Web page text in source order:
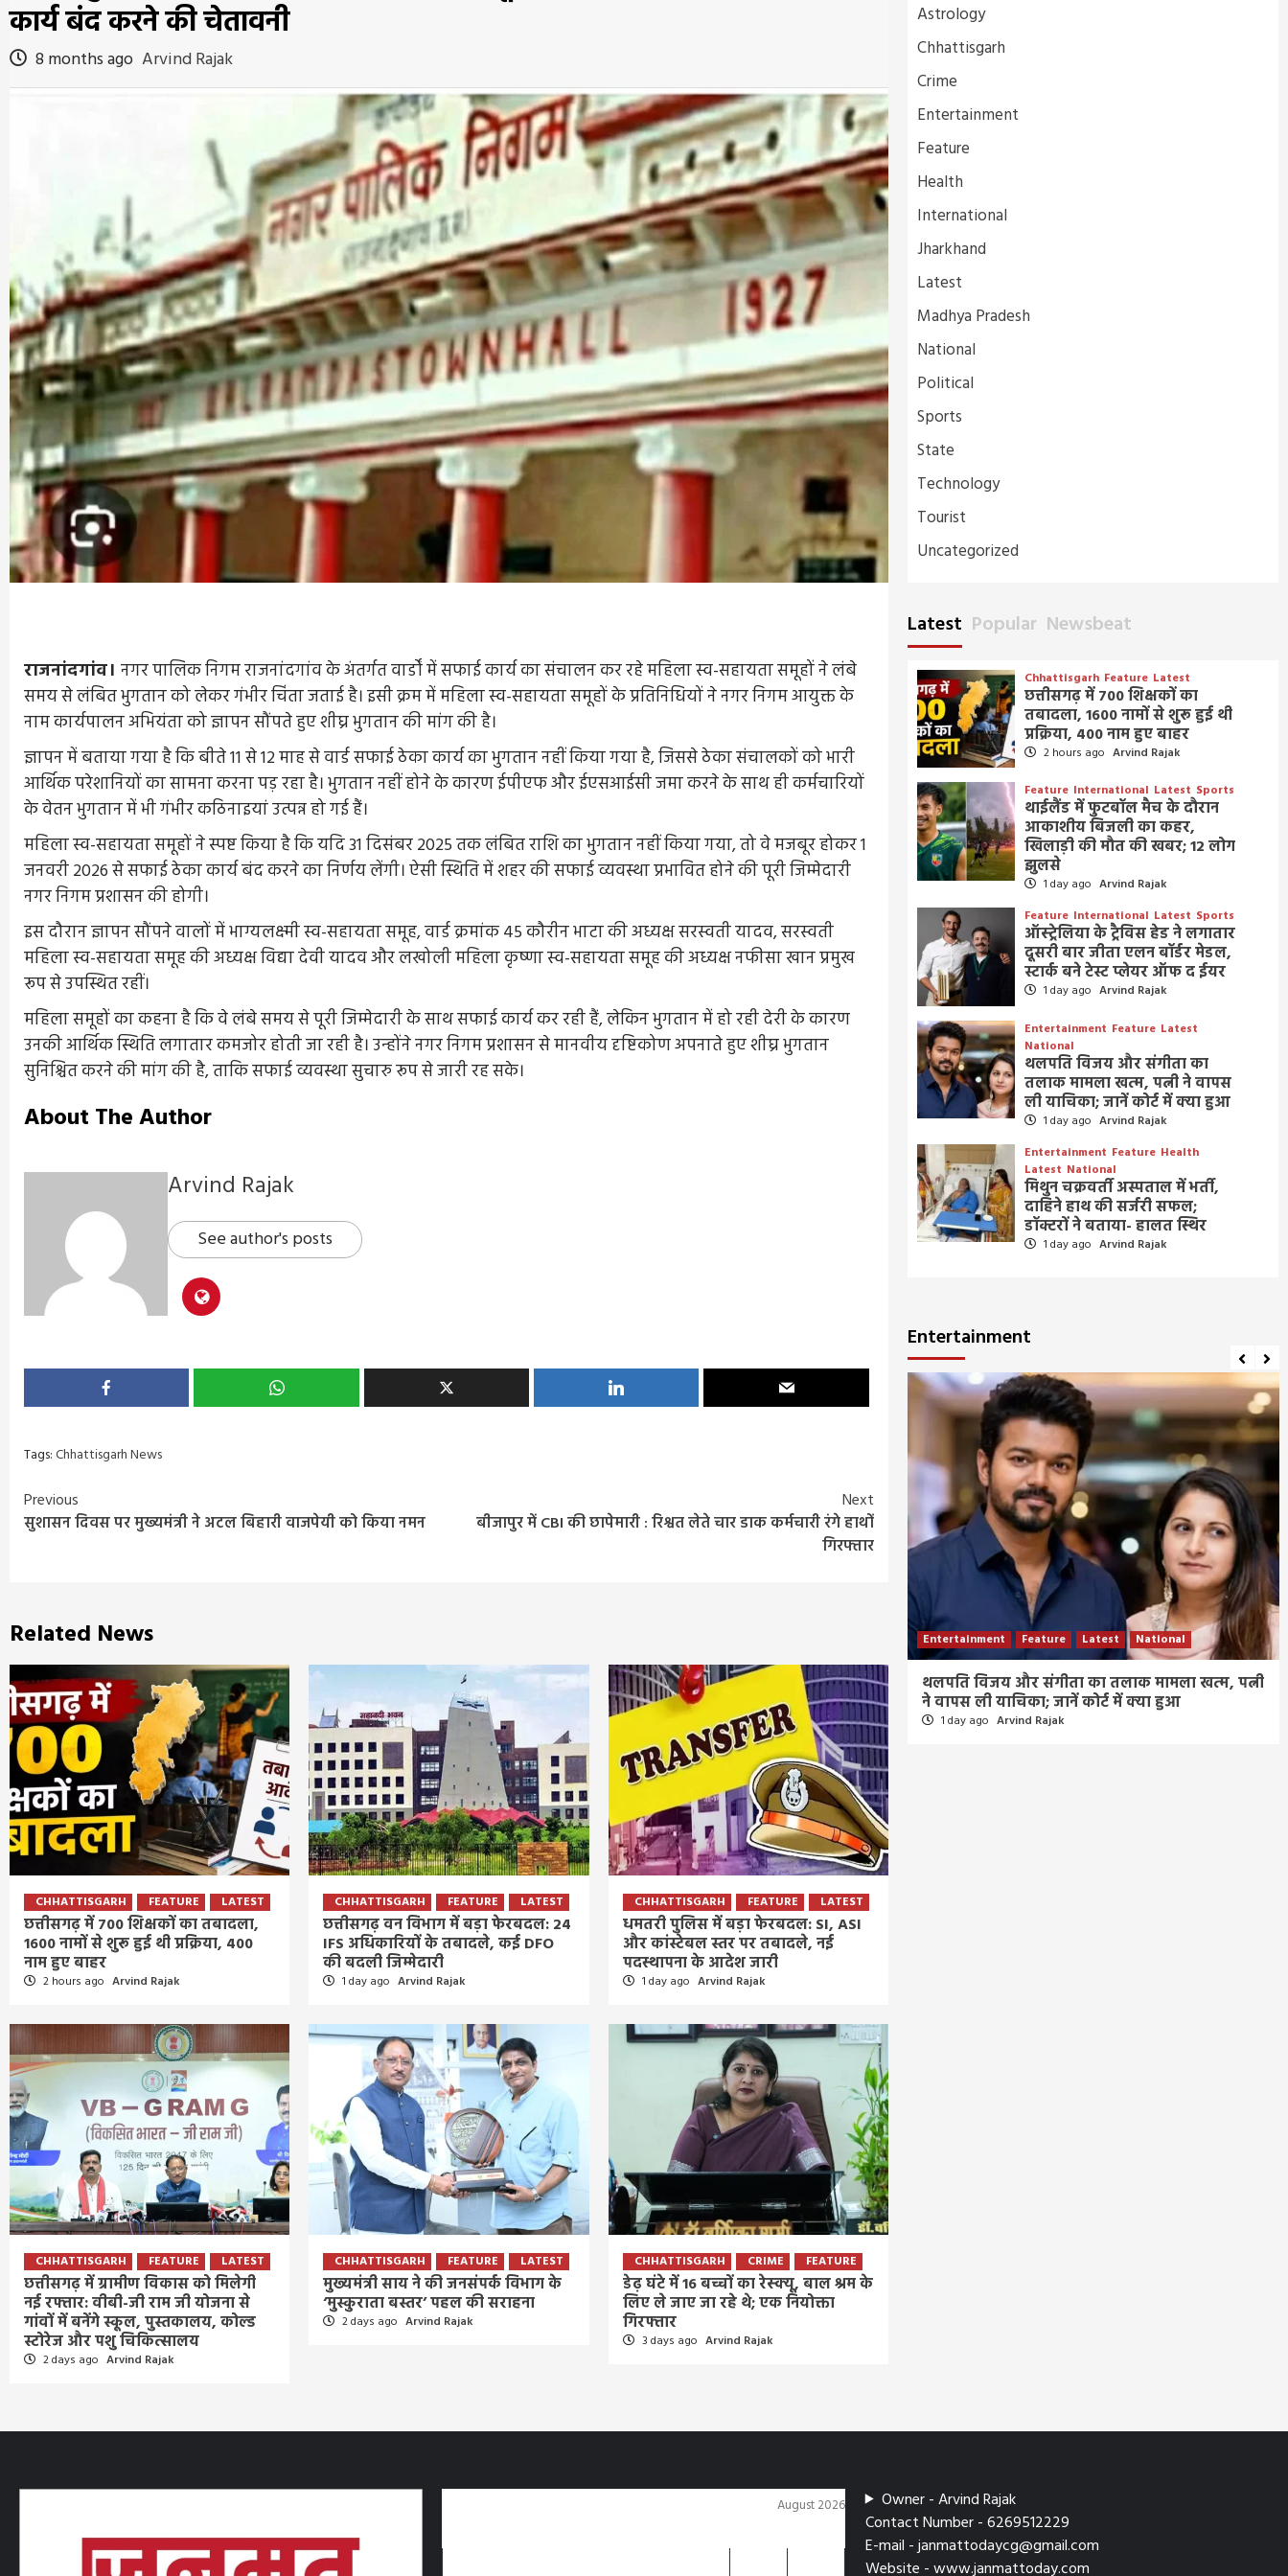
कार्य बंद करने की चेतावनी
8 months ago Arvind Rajak
राजनांदगांव। नगर पालिक निगम राजनांदगांव के अंतर्गत वार्डों में सफाई कार्य का संचालन कर रहे महिला स्व-सहायता समूहों ने लंबे
समय से लंबित भुगतान को लेकर गंभीर चिंता जताई है। इसी क्रम में महिला स्व-सहायता समूहों के प्रतिनिधियों ने नगर निगम आयुक्त के
नाम कार्यपालन अभियंता को ज्ञापन सौंपते हुए शीघ्र भुगतान की मांग की है।
ज्ञापन में बताया गया है कि बीते 11 से 12 माह से वार्ड सफाई ठेका कार्य का भुगतान नहीं किया गया है, जिससे ठेका संचालकों को भारी
आर्थिक परेशानियों का सामना करना पड़ रहा है। भुगतान नहीं होने के कारण ईपीएफ और ईएसआईसी जमा करने के साथ ही कर्मचारियों
के वेतन भुगतान में भी गंभीर कठिनाइयां उत्पन्न हो गई हैं।
महिला स्व-सहायता समूहों ने स्पष्ट किया है कि यदि 31 दिसंबर 2025 तक लंबित राशि का भुगतान नहीं किया गया, तो वे मजबूर होकर 1
जनवरी 2026 से सफाई ठेका कार्य बंद करने का निर्णय लेंगी। ऐसी स्थिति में शहर की सफाई व्यवस्था प्रभावित होने की पूरी जिम्मेदारी
नगर निगम प्रशासन की होगी।
इस दौरान ज्ञापन सौंपने वालों में भाग्यलक्ष्मी स्व-सहायता समूह, वार्ड क्रमांक 45 कौरीन भाटा की अध्यक्ष सरस्वती यादव, सरस्वती
महिला स्व-सहायता समूह की अध्यक्ष विद्या देवी यादव और लखोली महिला कृष्णा स्व-सहायता समूह की अध्यक्ष नफीसा खान प्रमुख
रूप से उपस्थित रहीं।
महिला समूहों का कहना है कि वे लंबे समय से पूरी जिम्मेदारी के साथ सफाई कार्य कर रही हैं, लेकिन भुगतान में हो रही देरी के कारण
उनकी आर्थिक स्थिति लगातार कमजोर होती जा रही है। उन्होंने नगर निगम प्रशासन से मानवीय दृष्टिकोण अपनाते हुए शीघ्र भुगतान
सुनिश्चित करने की मांग की है, ताकि सफाई व्यवस्था सुचारु रूप से जारी रह सके।
About The Author
Arvind Rajak
See author's posts
Tags:Chhattisgarh News
Continue
Reading
Previous
सुशासन दिवस पर मुख्यमंत्री ने अटल बिहारी वाजपेयी को किया नमन
Next
बीजापुर में CBI की छापेमारी : रिश्वत लेते चार डाक कर्मचारी रंगे हाथों
गिरफ्तार
Related News
CHHATTISGARH FEATURE LATEST
छत्तीसगढ़ में 700 शिक्षकों का तबादला,
1600 नामों से शुरू हुई थी प्रक्रिया, 400
नाम हुए बाहर
2 hours ago Arvind Rajak
CHHATTISGARH FEATURE LATEST
छत्तीसगढ़ वन विभाग में बड़ा फेरबदल: 24
IFS अधिकारियों के तबादले, कई DFO
की बदली जिम्मेदारी
1 day ago Arvind Rajak
CHHATTISGARH FEATURE LATEST
धमतरी पुलिस में बड़ा फेरबदल: SI, ASI
और कांस्टेबल स्तर पर तबादले, नई
पदस्थापना के आदेश जारी
1 day ago Arvind Rajak
CHHATTISGARH FEATURE LATEST
छत्तीसगढ़ में ग्रामीण विकास को मिलेगी
नई रफ्तार: वीबी-जी राम जी योजना से
गांवों में बनेंगे स्कूल, पुस्तकालय, कोल्ड
स्टोरेज और पशु चिकित्सालय
2 days ago Arvind Rajak
CHHATTISGARH FEATURE LATEST
मुख्यमंत्री साय ने की जनसंपर्क विभाग के
‘मुस्कुराता बस्तर’ पहल की सराहना
2 days ago Arvind Rajak
CHHATTISGARH CRIME FEATURE
डेढ़ घंटे में 16 बच्चों का रेस्क्यू, बाल श्रम के
लिए ले जाए जा रहे थे; एक नियोक्ता
गिरफ्तार
3 days ago Arvind Rajak
Astrology
Chhattisgarh
Crime
Entertainment
Feature
Health
International
Jharkhand
Latest
Madhya Pradesh
National
Political
Sports
State
Technology
Tourist
Uncategorized
Latest Popular Newsbeat
Chhattisgarh Feature Latest
छत्तीसगढ़ में 700 शिक्षकों का
तबादला, 1600 नामों से शुरू हुई थी
प्रक्रिया, 400 नाम हुए बाहर
2 hours ago Arvind Rajak
Feature International Latest Sports
थाईलैंड में फुटबॉल मैच के दौरान
आकाशीय बिजली का कहर,
खिलाड़ी की मौत की खबर; 12 लोग
झुलसे
1 day ago Arvind Rajak
Feature International Latest Sports
ऑस्ट्रेलिया के ट्रैविस हेड ने लगातार
दूसरी बार जीता एलन बॉर्डर मेडल,
स्टार्क बने टेस्ट प्लेयर ऑफ द ईयर
1 day ago Arvind Rajak
Entertainment Feature Latest
National
थलपति विजय और संगीता का
तलाक मामला खत्म, पत्नी ने वापस
ली याचिका; जानें कोर्ट में क्या हुआ
1 day ago Arvind Rajak
Entertainment Feature Health
Latest National
मिथुन चक्रवर्ती अस्पताल में भर्ती,
दाहिने हाथ की सर्जरी सफल;
डॉक्टरों ने बताया- हालत स्थिर
1 day ago Arvind Rajak
Entertainment
Bigg Boss 20: सलमान खान की दमदार वापसी! रिलीज
हुआ पहला टीज़र, जानिए कब से शुरू होगा नया सीजन
Arvind Rajak
Entertainment Feature Latest National
थलपति विजय और संगीता का तलाक मामला खत्म, पत्नी
ने वापस ली याचिका; जानें कोर्ट में क्या हुआ
1 day ago Arvind Rajak
August 2026
Owner - Arvind Rajak
Contact Number - 6269512229
E-mail - janmattodaycg@gmail.com
Website - www.janmattoday.com